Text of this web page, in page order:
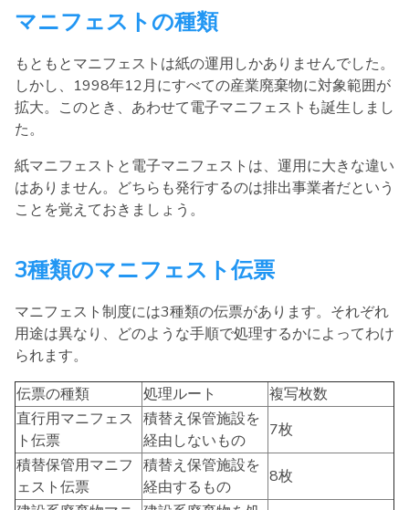
マニフェストの種類
もともとマニフェストは紙の運用しかありませんでした。
しかし、1998年12月にすべての産業廃棄物に対象範囲が
拡大。このとき、あわせて電子マニフェストも誕生しまし
た。
紙マニフェストと電子マニフェストは、運用に大きな違い
はありません。どちらも発行するのは排出事業者だという
ことを覚えておきましょう。
3種類のマニフェスト伝票
マニフェスト制度には3種類の伝票があります。それぞれ
用途は異なり、どのような手順で処理するかによってわけ
られます。
伝票の種類
処理ルート
複写枚数
直行用マニフェス
ト伝票
積替え保管施設を
経由しないもの
7枚
積替保管用マニフ
ェスト伝票
積替え保管施設を
経由するもの
8枚